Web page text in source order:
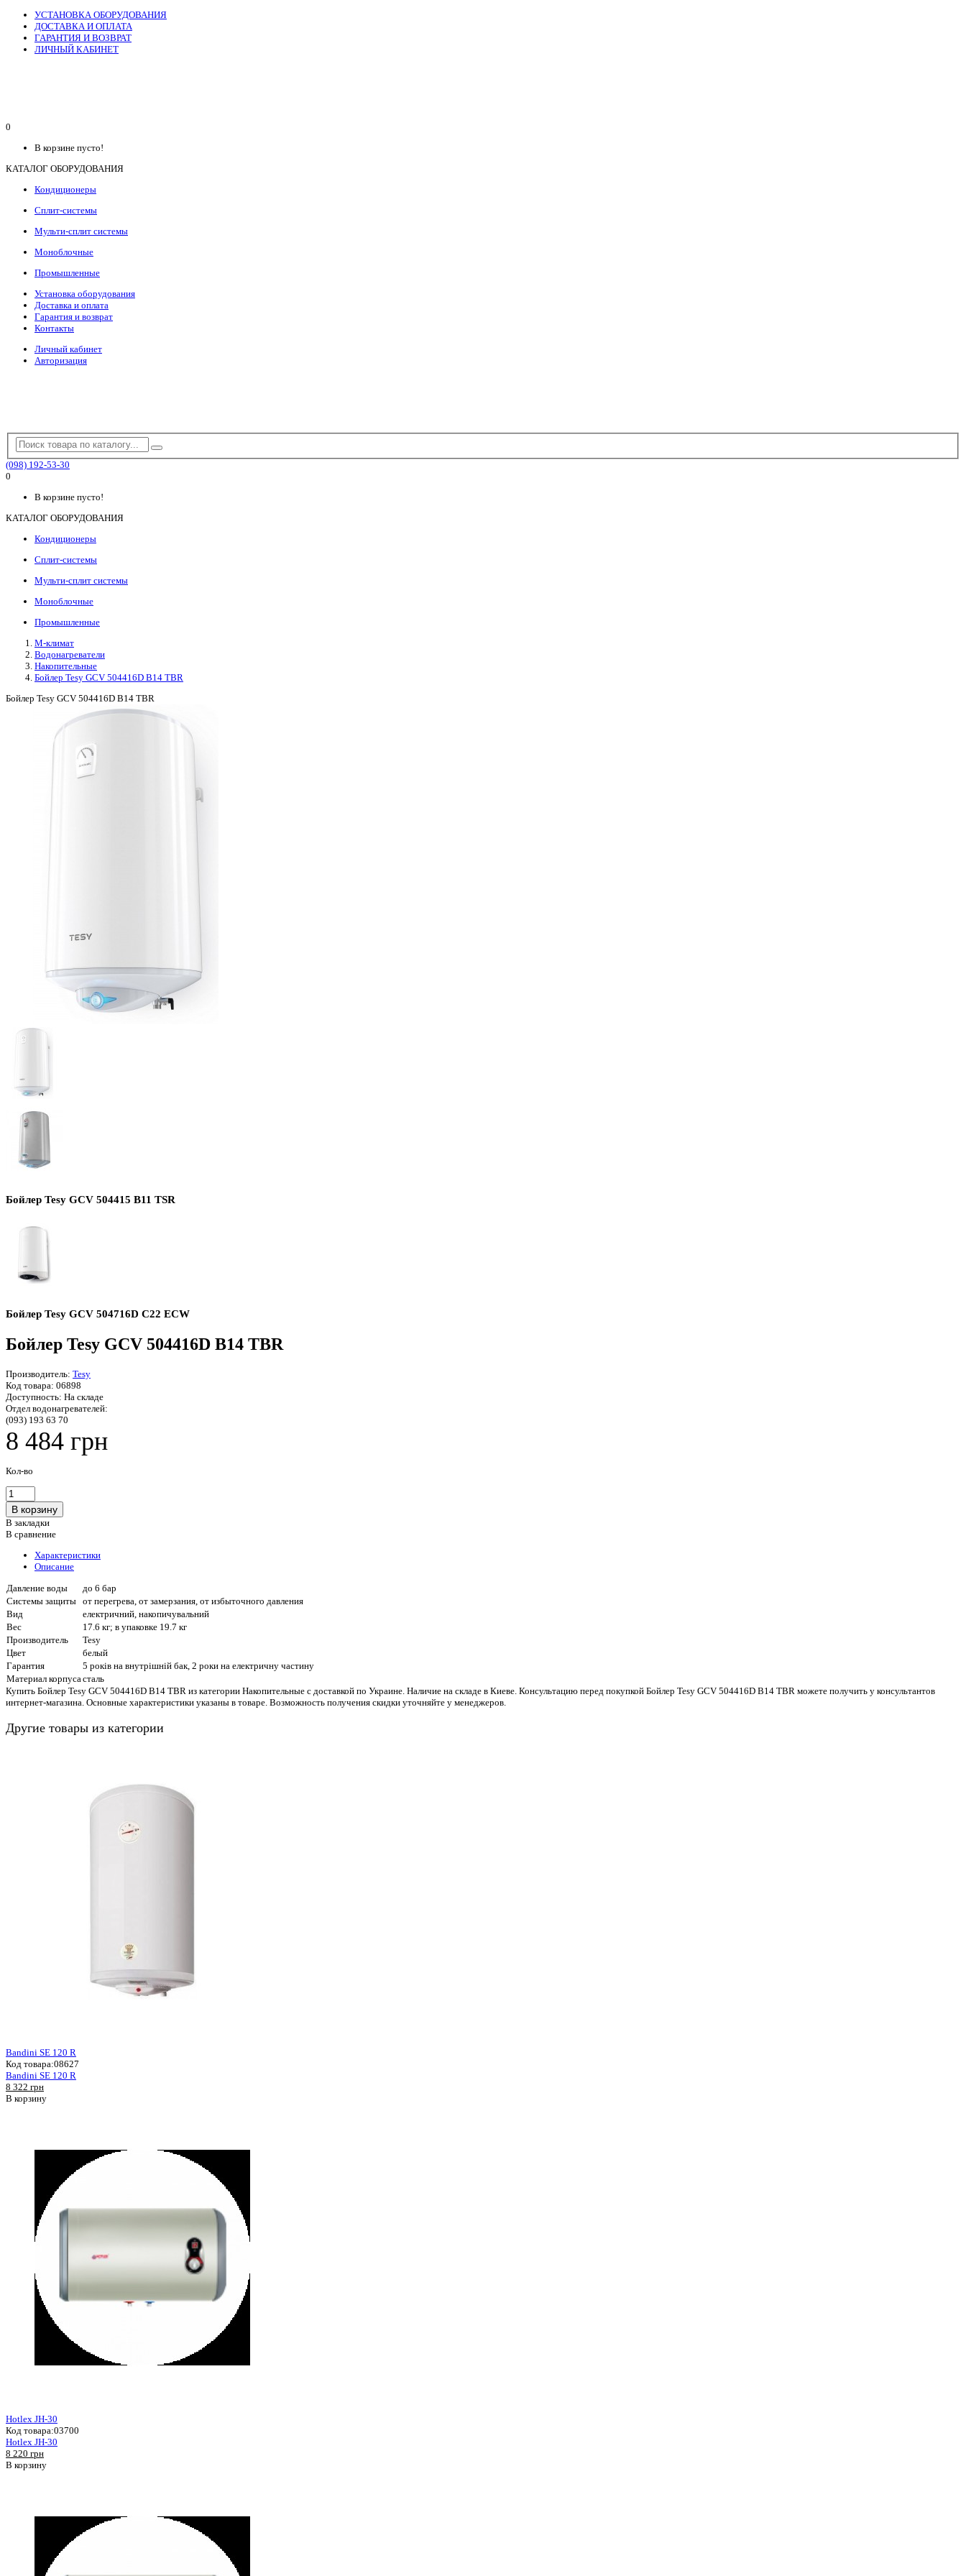
УСТАНОВКА ОБОРУДОВАНИЯ
ДОСТАВКА И ОПЛАТА
ГАРАНТИЯ И ВОЗВРАТ
ЛИЧНЫЙ КАБИНЕТ
0
В корзине пусто!
КАТАЛОГ ОБОРУДОВАНИЯ
Кондиционеры
Сплит-системы
Мульти-сплит системы
Моноблочные
Промышленные
Установка оборудования
Доставка и оплата
Гарантия и возврат
Контакты
Личный кабинет
Авторизация
(098) 192-53-30
0
В корзине пусто!
КАТАЛОГ ОБОРУДОВАНИЯ
Кондиционеры
Сплит-системы
Мульти-сплит системы
Моноблочные
Промышленные
М-климат
Водонагреватели
Накопительные
Бойлер Tesy GCV 504416D B14 TBR
Бойлер Tesy GCV 504416D B14 TBR
Бойлер Tesy GCV 504415 B11 TSR
Бойлер Tesy GCV 504716D C22 ECW
Бойлер Tesy GCV 504416D B14 TBR
Производитель: Tesy
Код товара: 06898
Доступность: На складе
Отдел водонагревателей:
(093) 193 63 70
8 484 грн
Кол-во
В закладки
В сравнение
Характеристики
Описание
Давление воды
до 6 бар
Системы защиты от перегрева, от замерзания, от избыточного давления
Вид
електричний, накопичувальний
Вес
17.6 кг; в упаковке 19.7 кг
Производитель
Tesy
Цвет
белый
Гарантия
5 років на внутрішній бак, 2 роки на електричну частину
Материал корпуса сталь
Купить Бойлер Tesy GCV 504416D B14 TBR из категории Накопительные с доставкой по Украине. Наличие на складе в Киеве. Консультацию перед покупкой Бойлер Tesy GCV 504416D B14 TBR можете получить у консультантов
интернет-магазина. Основные характеристики указаны в товаре. Возможность получения скидки уточняйте у менеджеров.
Другие товары из категории
Bandini SE 120 R
Код товара:08627
Bandini SE 120 R
8 322 грн
В корзину
Hotlex JH-30
Код товара:03700
Hotlex JH-30
8 220 грн
В корзину